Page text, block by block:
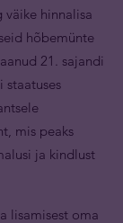
väike hinnalisa
hõbemünte
21. sajandi
staatuses
mis peaks
ja kindlust
lisamisest oma